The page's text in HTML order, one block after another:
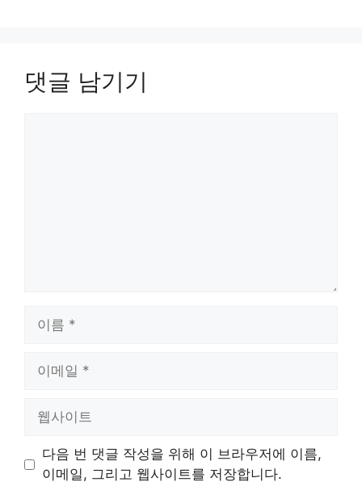
댓글 남기기
트
다음 번 댓글 작성을 위해 이 브라우저에 이름,
이메일, 그리고 웹사이트를 저장합니다.